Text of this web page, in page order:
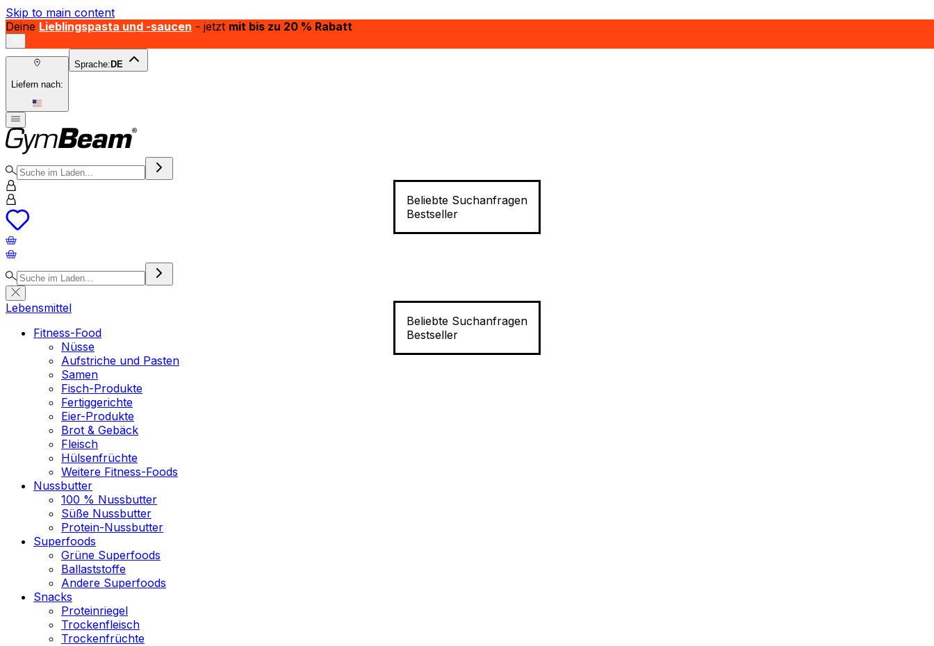
Skip to main content
Deine Lieblingspasta und -saucen - jetzt mit bis zu 20 % Rabatt
Liefern nach:
Sprache: DE
Beliebte Suchanfragen
Bestseller
Beliebte Suchanfragen
Bestseller
Lebensmittel
Fitness-Food
Nüsse
Aufstriche und Pasten
Samen
Fisch-Produkte
Fertiggerichte
Eier-Produkte
Brot & Gebäck
Fleisch
Hülsenfrüchte
Weitere Fitness-Foods
Nussbutter
100 % Nussbutter
Süße Nussbutter
Protein-Nussbutter
Superfoods
Grüne Superfoods
Ballaststoffe
Andere Superfoods
Snacks
Proteinriegel
Trockenfleisch
Trockenfrüchte